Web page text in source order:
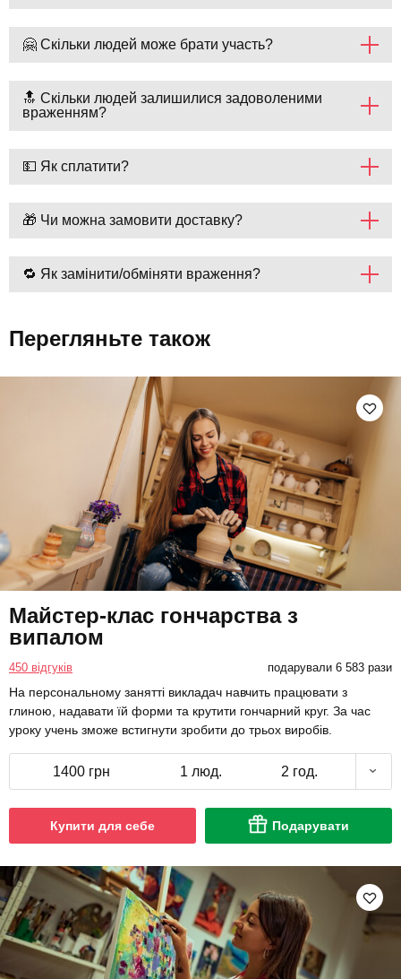
🤗 Скільки людей може брати участь?
🔝 Скільки людей залишилися задоволеними
враженням?
💵 Як сплатити?
🎁 Чи можна замовити доставку?
🔁 Як замінити/обміняти враження?
Перегляньте також
Майстер-клас гончарства з
випалом
450 відгуків подарували 6 583 рази
На персональному занятті викладач навчить працювати з
глиною, надавати їй форми та крутити гончарний круг. За час
уроку учень зможе встигнути зробити до трьох виробів.
1400 грн 1 люд. 2 год.
Купити для себе Подарувати